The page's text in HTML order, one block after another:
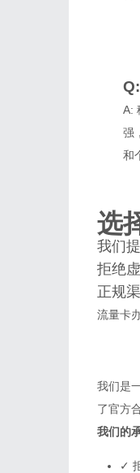
A:
强
和
选
我们
拒绝
正规
流量卡
我们是
了官方
我们的
✓